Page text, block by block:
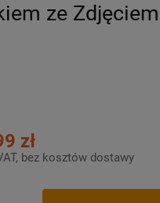
ze Zdjęciem
zł
bez kosztów dostawy